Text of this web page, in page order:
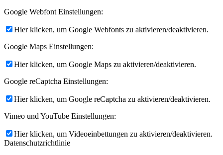
Google Webfont Einstellungen:
Hier klicken, um Google Webfonts zu aktivieren/deaktivieren.
Google Maps Einstellungen:
Hier klicken, um Google Maps zu aktivieren/deaktivieren.
Google reCaptcha Einstellungen:
Hier klicken, um Google reCaptcha zu aktivieren/deaktivieren.
Vimeo und YouTube Einstellungen:
Hier klicken, um Videoeinbettungen zu aktivieren/deaktivieren.
Datenschutzrichtlinie